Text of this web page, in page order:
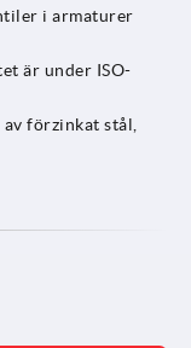
i armaturer
är under ISO-
förzinkat stål,